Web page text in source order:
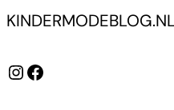
KINDERMODEBLOG.NL
InstagramFacebook